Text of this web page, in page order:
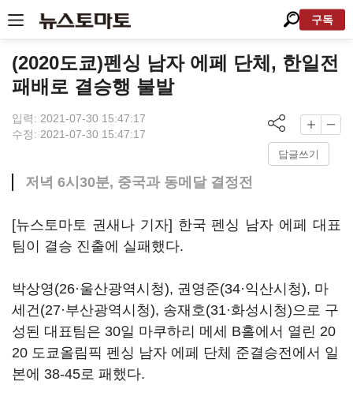
구독
(2020도쿄)펜싱 남자 에페 단체, 한일전
패배로 결승행 불발
입력: 2021-07-30 15:47:17
수정: 2021-07-30 15:47:17
답글쓰기
저녁 6시30분, 중국과 동메달 결정전
[뉴스토마토 권새나 기자] 한국 펜싱 남자 에페 대표
팀이 결승 진출에 실패했다.
박상영(26·울산광역시청), 권영준(34·익산시청), 마
세건(27·부산광역시청), 송재호(31·화성시청)으로 구
성된 대표팀은 30일 마쿠하리 메세 B홀에서 열린 20
20 도쿄올림픽 펜싱 남자 에페 단체 준결승전에서 일
본에 38-45로 패했다.